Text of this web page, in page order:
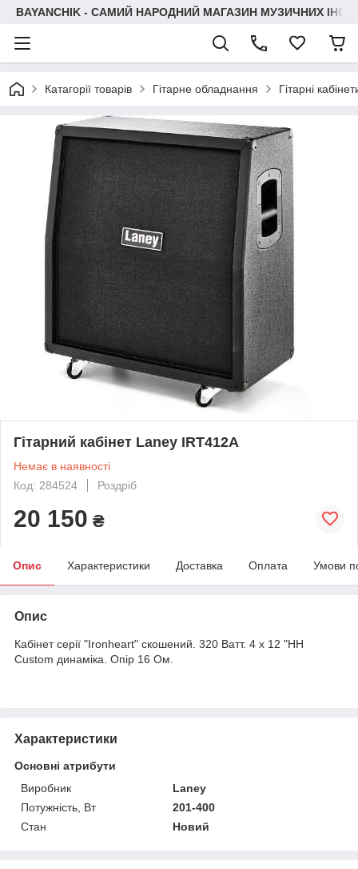
BAYANCHIK - САМИЙ НАРОДНИЙ МАГАЗИН МУЗИЧНИХ
Катагорії товарів Гітарне обладнання Гітарні
Гітарний кабінет Laney IRT412A
Немає в наявності
Код: 284524
Роздріб
20 150 ₴
Опис Характеристики Доставка Оплата Умови
Опис
Кабінет серії "Ironheart" скошений. 320 Ватт. 4 x 12 "HH
Custom динаміка. Опір 16 Ом.
Характеристики
Основні атрибути
Виробник
Laney
Потужність, Вт
201-400
Стан
Новий